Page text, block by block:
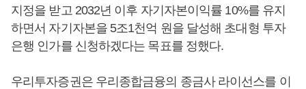
지정을 받고 2032년 이후 자기자본이익률 10%를 유지
하면서 자기자본을 5조1천억 원을 달성해 초대형 투자
은행 인가를 신청하겠다는 목표를 정했다.
우리투자증권은 우리종합금융의 종금사 라이선스를 이